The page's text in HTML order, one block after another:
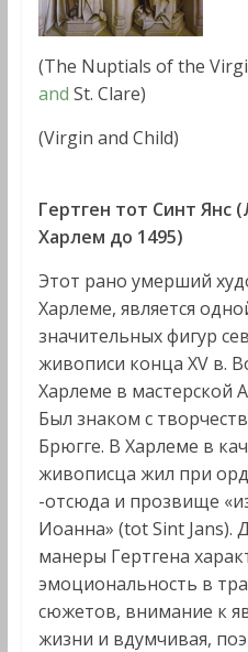
(The Nuptials of the
and St. Clare)
(Virgin and Child)
Гертген тот Синт Янс
Харлем до 1495)
Этот рано умерший
Харлеме, является
значительных фигур
живописи конца XV в.
Харлеме в мастерской
Был знаком с
Брюгге. В Харлеме в
живописца жил при
-отсюда и прозвище
Иоанна» (tot Sint Jans).
манеры Гертгена
эмоциональность в
сюжетов, внимание к
жизни и вдумчивая,